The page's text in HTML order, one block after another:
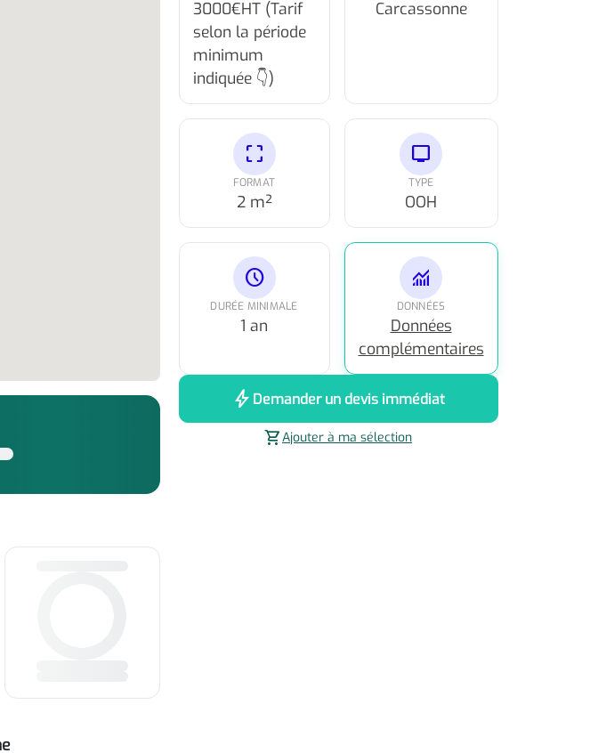
3000€HT (Tarif
selon la période
minimum
indiquée 👇)
Carcassonne
crop_free
FORMAT
2 m²
tv
TYPE
OOH
schedule
DURÉE MINIMALE
1 an
monitoring
DONNÉES
Données
complémentaires
bolt Demander un devis immédiat
shopping_cartAjouter à ma sélection